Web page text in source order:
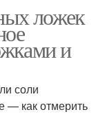
ложек
и
соли
— как отмерить